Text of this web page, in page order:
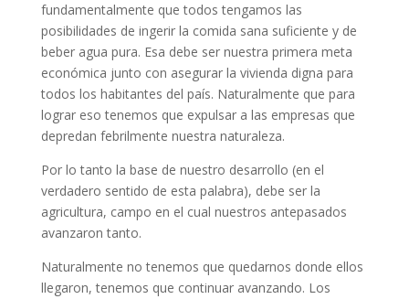
fundamentalmente que todos tengamos las
posibilidades de ingerir la comida sana suficiente y de
beber agua pura. Esa debe ser nuestra primera meta
económica junto con asegurar la vivienda digna para
todos los habitantes del país. Naturalmente que para
lograr eso tenemos que expulsar a las empresas que
depredan febrilmente nuestra naturaleza.
Por lo tanto la base de nuestro desarrollo (en el
verdadero sentido de esta palabra), debe ser la
agricultura, campo en el cual nuestros antepasados
avanzaron tanto.
Naturalmente no tenemos que quedarnos donde ellos
llegaron, tenemos que continuar avanzando. Los